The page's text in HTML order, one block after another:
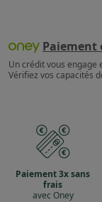
Paiement
Un crédit vous engage
Vérifiez vos capacités
Paiement 3x sans
frais
avec Oney